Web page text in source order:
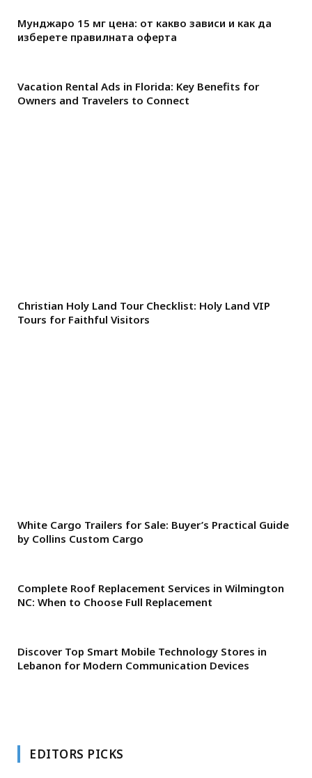
Мунджаро 15 мг цена: от какво зависи и как да
изберете правилната оферта
Vacation Rental Ads in Florida: Key Benefits for
Owners and Travelers to Connect
Christian Holy Land Tour Checklist: Holy Land VIP
Tours for Faithful Visitors
White Cargo Trailers for Sale: Buyer’s Practical Guide
by Collins Custom Cargo
Complete Roof Replacement Services in Wilmington
NC: When to Choose Full Replacement
Discover Top Smart Mobile Technology Stores in
Lebanon for Modern Communication Devices
EDITORS PICKS